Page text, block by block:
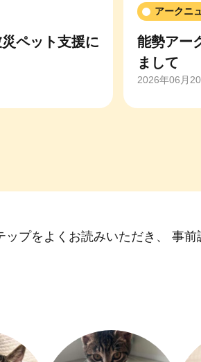
ペット支援に
アークニ
能勢アー
まして
2026年06月20
プをよくお読みいただき、 事前